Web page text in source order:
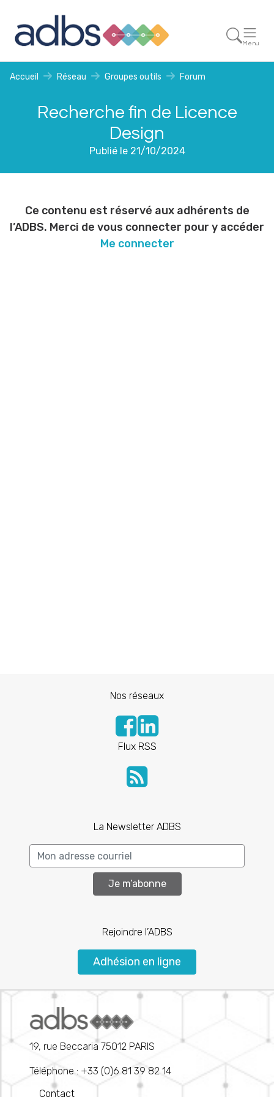
Menu
Accueil Réseau Groupes outils Forum
Recherche fin de Licence
Design
Publié le 21/10/2024
Ce contenu est réservé aux adhérents de
l’ADBS. Merci de vous connecter pour y accéder
Me connecter
Nos réseaux
Flux RSS
La Newsletter ADBS
Je m’abonne
Rejoindre l’ADBS
Adhésion en ligne
19, rue Beccaria 75012 PARIS
Téléphone : +33 (0)6 81 39 82 14
Contact